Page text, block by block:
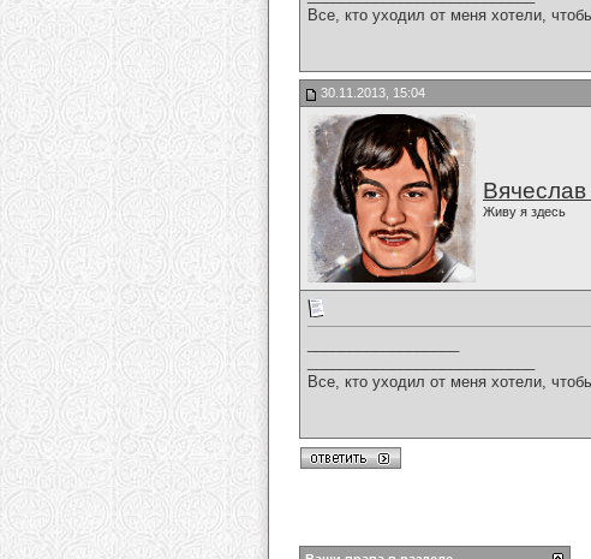
Все, кто уходил от меня хотели,
30.11.2013, 15:04
Живу я здесь
Все, кто уходил от меня хотели,